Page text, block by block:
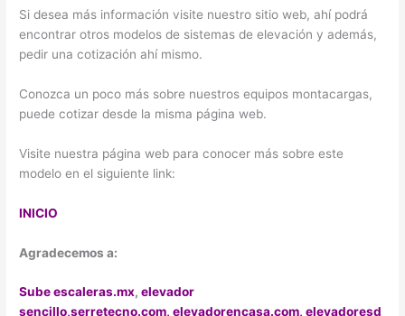
Si desea más información visite nuestro sitio web, ahí podrá
encontrar otros modelos de sistemas de elevación y además,
pedir una cotización ahí mismo.
Conozca un poco más sobre nuestros equipos montacargas,
puede cotizar desde la misma página web.
Visite nuestra página web para conocer más sobre este
modelo en el siguiente link:
INICIO
Agradecemos a:
Sube escaleras.mx,elevador
sencillo,serretecno.com, elevadorencasa.com, elevadoresd